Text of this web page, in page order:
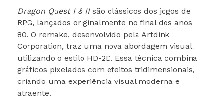
Dragon Quest I & IIsão clássicos dos jogos de
RPG, lançados originalmente no final dos anos
80. O remake, desenvolvido pela Artdink
Corporation, traz uma nova abordagem visual,
utilizando o estilo HD-2D. Essa técnica combina
gráficos pixelados com efeitos tridimensionais,
criando uma experiência visual moderna e
atraente.